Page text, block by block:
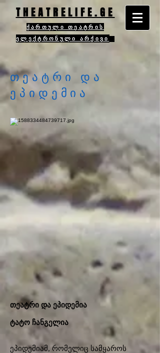
THEATRELIFE.GE
ქართული თეატრის
ელექტრონული არქივი
თეატრი და
ეპიდემია
თეატრი და ეპიდემია
ტატო ჩანგელია
ეპიდემიამ, რომელიც სამყაროს